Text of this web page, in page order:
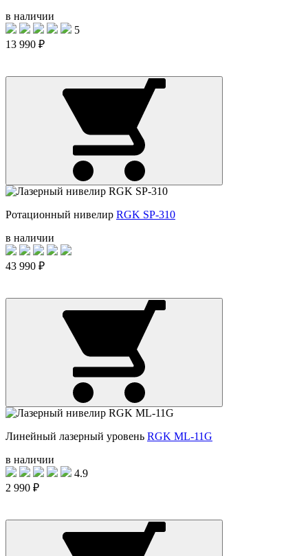
в наличии
5
13 990 ₽
Ротационный нивелир RGK SP-310
в наличии
43 990 ₽
Линейный лазерный уровень RGK ML-11G
в наличии
4.9
2 990 ₽